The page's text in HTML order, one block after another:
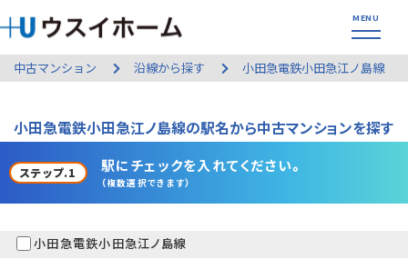
中古マンション 沿線から探す 小田急電鉄小田急江ノ島線
小田急電鉄小田急江ノ島線の駅名から中古マンションを探す
ステップ.1 駅にチェックを入れてください。
（複数選択できます）
小田急電鉄小田急江ノ島線